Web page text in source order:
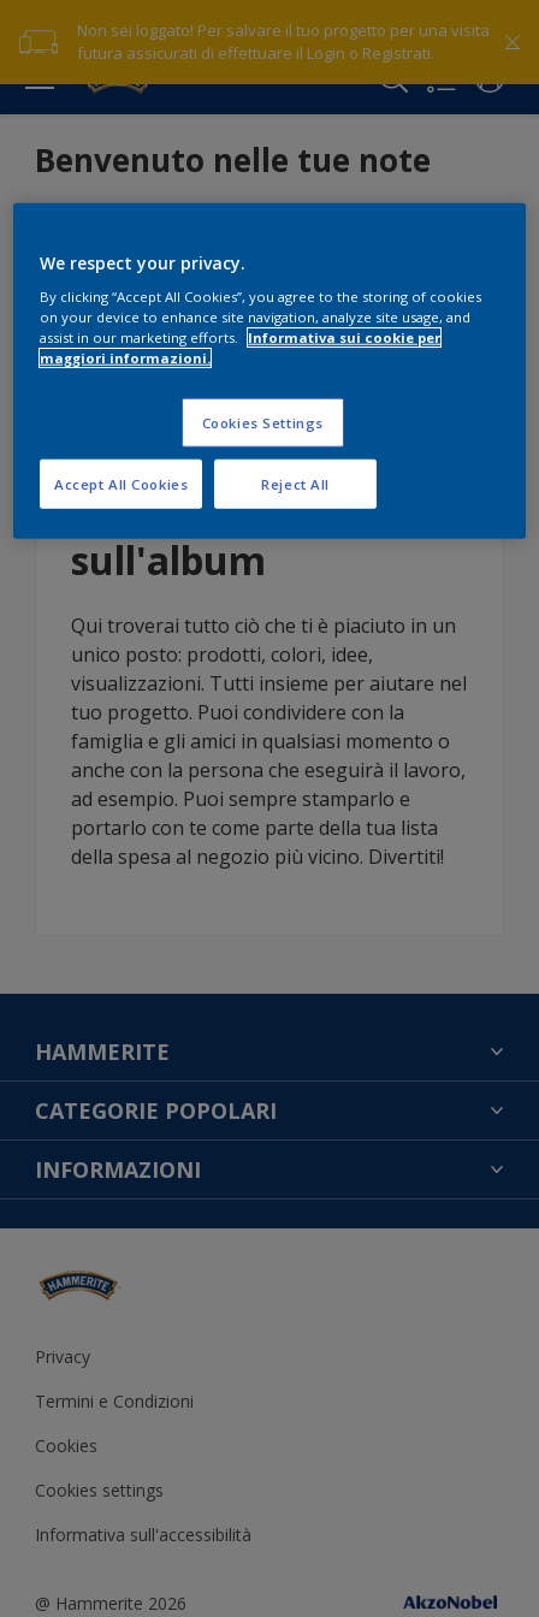
Non sei loggato! Per salvare il tuo progetto per una visita
futura assicurati di effettuare il Login o Registrati.
Benvenuto nelle tue note
Informazioni
sull'album
Qui troverai tutto ciò che ti è piaciuto in un
unico posto: prodotti, colori, idee,
visualizzazioni. Tutti insieme per aiutare nel
tuo progetto. Puoi condividere con la
famiglia e gli amici in qualsiasi momento o
anche con la persona che eseguirà il lavoro,
ad esempio. Puoi sempre stamparlo e
portarlo con te come parte della tua lista
della spesa al negozio più vicino. Divertiti!
HAMMERITE
TROVA UN COLORE
CONTATTACI
MAPPA DEL SITO
CATEGORIE POPOLARI
NOTE LEGALI
COOKIES
INFORMATIVA SULLA PRIVACY
IMPOSTAZIONI DEI COOKIE
INFORMAZIONI
Privacy
Termini e Condizioni
Cookies
Cookies settings
Informativa sull'accessibilità
@ Hammerite 2026
We respect your privacy.
By clicking “Accept All Cookies”, you agree to the storing of cookies
on your device to enhance site navigation, analyze site usage, and
assist in our marketing efforts.
Informativa sui cookie per
maggiori informazioni.
Cookies Settings
Reject All
Accept All Cookies